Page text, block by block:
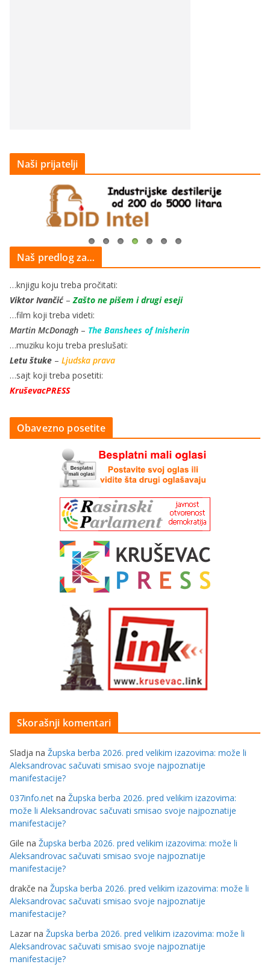
Naši prijatelji
Naš predlog za…
…knjigu koju treba pročitati:
Viktor Ivančić–Zašto ne pišem i drugi eseji
…film koji treba videti:
Martin McDonagh – The Banshees of Inisherin
…muziku koju treba preslušati:
Letu štuke – Ljudska prava
…sajt koji treba posetiti:
KruševacPRESS
Obavezno posetite
Skorašnji komentari
Sladja na Župska berba 2026. pred velikim izazovima: može li
Aleksandrovac sačuvati smisao svoje najpoznatije
manifestacije?
037info.net na Župska berba 2026. pred velikim izazovima:
može li Aleksandrovac sačuvati smisao svoje najpoznatije
manifestacije?
Gile na Župska berba 2026. pred velikim izazovima: može li
Aleksandrovac sačuvati smisao svoje najpoznatije
manifestacije?
drakče na Župska berba 2026. pred velikim izazovima: može li
Aleksandrovac sačuvati smisao svoje najpoznatije
manifestacije?
Lazar na Župska berba 2026. pred velikim izazovima: može li
Aleksandrovac sačuvati smisao svoje najpoznatije
manifestacije?